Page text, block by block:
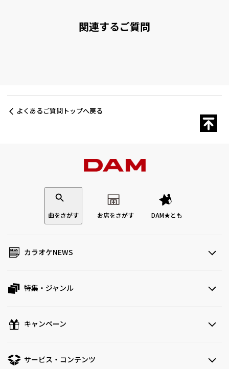
よくあるご質問トップへ戻る
関連するご質問
曲をさがす お店をさがす DAM★とも
カラオケNEWS
特集・ジャンル
キャンペーン
サービス・コンテンツ